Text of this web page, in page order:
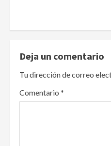
t
n
a
v
Deja un comentario
Tu dirección de correo
Comentario *